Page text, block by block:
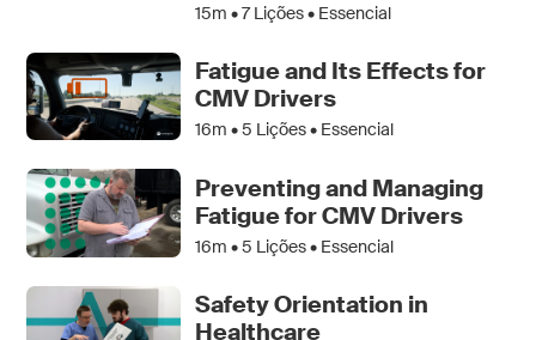
15m •7Lições • Essencial
Fatigue and Its Effects for
CMV Drivers
16m •5 Lições • Essencial
Preventing and Managing
Fatigue for CMV Drivers
16m •5 Lições • Essencial
Safety Orientation in
Healthcare